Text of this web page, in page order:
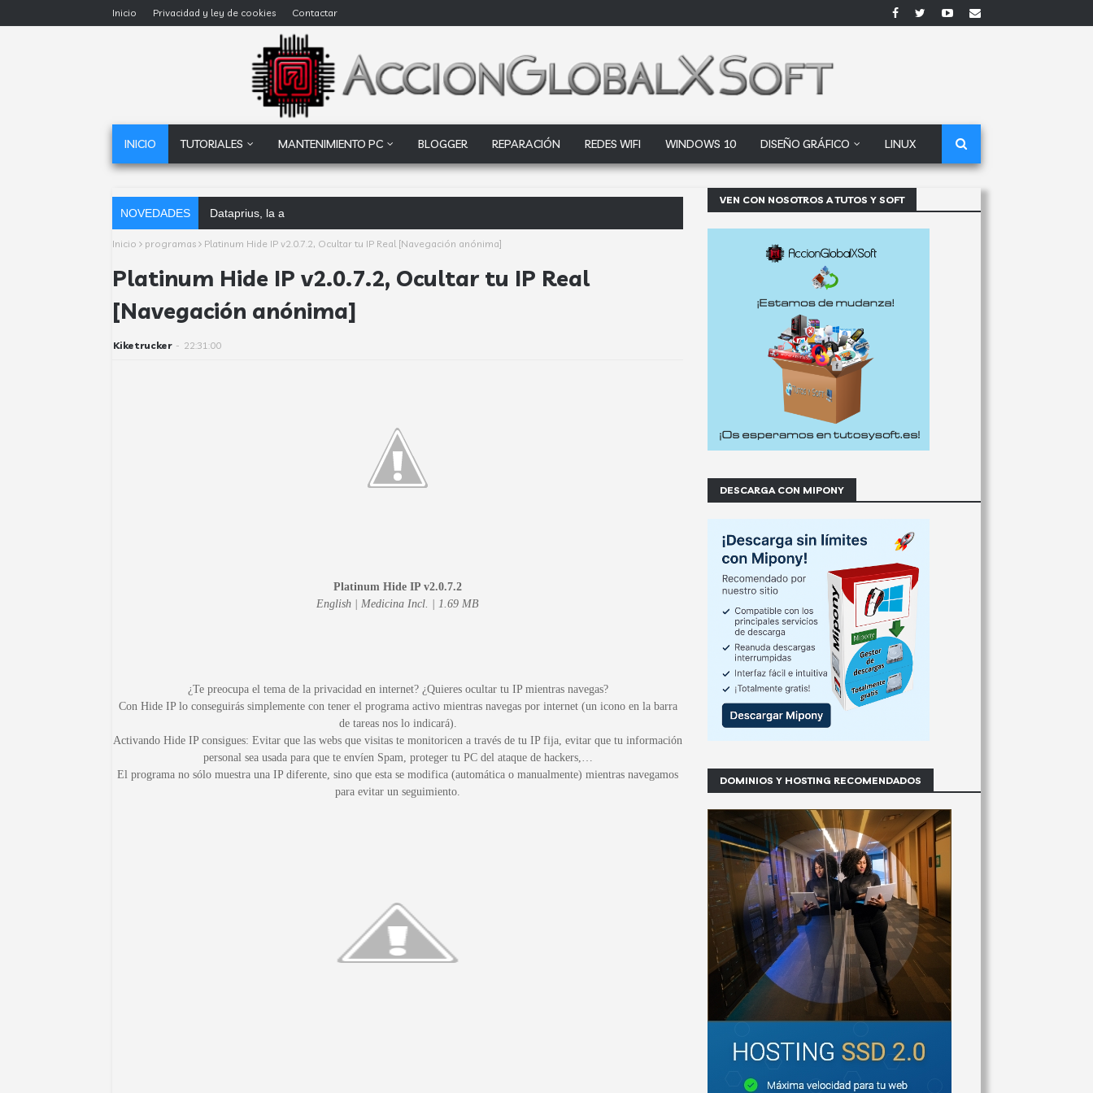
Inicio Privacidad y ley de cookies Contactar
INICIO TUTORIALES MANTENIMIENTO PC BLOGGER REPARACIÓN REDES WIFI WINDOWS 10 DISEÑO GRÁFICO LINUX
NOVEDADES Dataprius, la alternativa a Google Drive y Dropb
Inicio programas Platinum Hide IP v2.0.7.2, Ocultar tu IP Real [Navegación anónima]
Platinum Hide IP v2.0.7.2, Ocultar tu IP Real
[Navegación anónima]
Kiketrucker - 22:31:00
Platinum Hide IP v2.0.7.2
English | Medicina Incl. | 1.69 MB
¿Te preocupa el tema de la privacidad en internet? ¿Quieres ocultar tu IP mientras navegas?
Con Hide IP lo conseguirás simplemente con tener el programa activo mientras navegas por internet (un icono en la barra
de tareas nos lo indicará).
Activando Hide IP consigues: Evitar que las webs que visitas te monitoricen a través de tu IP fija, evitar que tu información
personal sea usada para que te envíen Spam, proteger tu PC del ataque de hackers,…
El programa no sólo muestra una IP diferente, sino que esta se modifica (automática o manualmente) mientras navegamos
para evitar un seguimiento.
VEN CON NOSOTROS A TUTOS Y SOFT
DESCARGA CON MIPONY
DOMINIOS Y HOSTING RECOMENDADOS